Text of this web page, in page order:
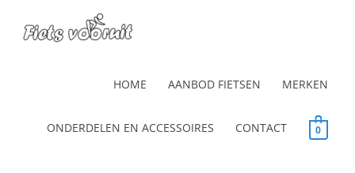
HOME AANBOD FIETSEN MERKEN
ONDERDELEN EN ACCESSOIRES CONTACT 0